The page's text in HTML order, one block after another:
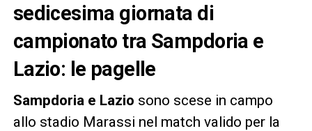
sedicesima giornata di
campionato tra Sampdoria e
Lazio: le pagelle
Sampdoria e Lazio sono scese in campo
allo stadio Marassi nel match valido per la